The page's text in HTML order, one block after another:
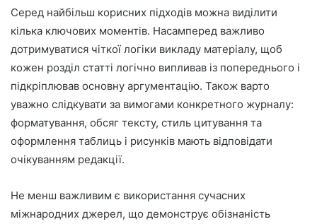
Серед найбільш корисних підходів можна виділити
кілька ключових моментів. Насамперед важливо
дотримуватися чіткої логіки викладу матеріалу, щоб
кожен розділ статті логічно випливав із попереднього і
підкріплював основну аргументацію. Також варто
уважно слідкувати за вимогами конкретного журналу:
форматування, обсяг тексту, стиль цитування та
оформлення таблиць і рисунків мають відповідати
очікуванням редакції.
Не менш важливим є використання сучасних
міжнародних джерел, що демонструє обізнаність